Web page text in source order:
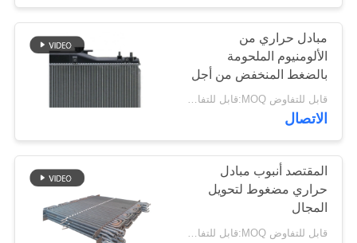
مراقبة
الجودة
اتصل
أخبار
حالات
مبادل حراري صغير
51
24
مبادل حراري من
الألومنيوم الملحومة
بالضغط المنخفض من أجل
الإيثيلين جلايكول
قابل للتفاوض MOQ:قابل للتفاوض
الاتصال
المقتصد أنبوب مبادل
حراري مضغوط لتحويل
المجال